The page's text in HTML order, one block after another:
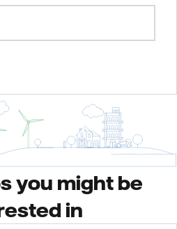
you might be
in